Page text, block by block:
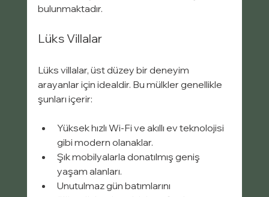
bulunmaktadır.
Lüks Villalar
Lüks villalar, üst düzey bir deneyim
arayanlar için idealdir. Bu mülkler genellikle
şunları içerir:
Yüksek hızlı Wi-Fi ve akıllı ev teknolojisi
gibi modern olanaklar.
Şık mobilyalarla donatılmış geniş
yaşam alanları.
Unutulmaz gün batımlarını